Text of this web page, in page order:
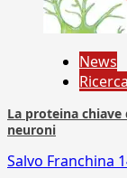
News
Ricerca
La proteina chiave
neuroni
Salvo Franchina